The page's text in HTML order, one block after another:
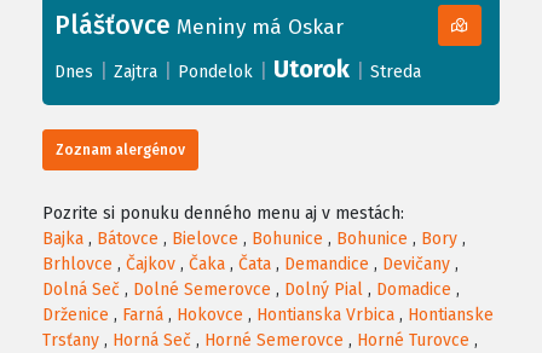
+
−
Plášťovce Meniny má Oskar
Dnes Zajtra Pondelok Utorok Streda
Zoznam alergénov
Pozrite si ponuku denného menu aj v mestách:
Bajka , Bátovce , Bielovce , Bohunice , Bohunice , Bory ,
Brhlovce , Čajkov , Čaka , Čata , Demandice , Devičany ,
Dolná Seč , Dolné Semerovce , Dolný Pial , Domadice ,
Drženice , Farná , Hokovce , Hontianska Vrbica , Hontianske
Trsťany , Horná Seč , Horné Semerovce , Horné Turovce ,